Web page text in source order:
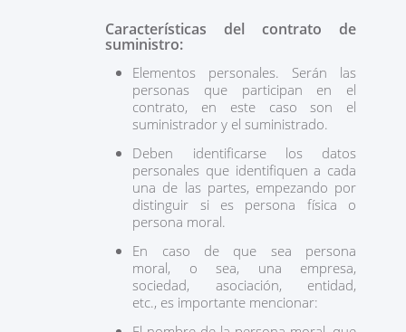
Características del contrato de
suministro:
Elementos personales. Serán las
personas que participan en el
contrato, en este caso son el
suministrador y el suministrado.
Deben identificarse los datos
personales que identifiquen a cada
una de las partes, empezando por
distinguir si es persona física o
persona moral.
En caso de que sea persona
moral, o sea, una empresa,
sociedad, asociación, entidad,
etc., es importante mencionar: